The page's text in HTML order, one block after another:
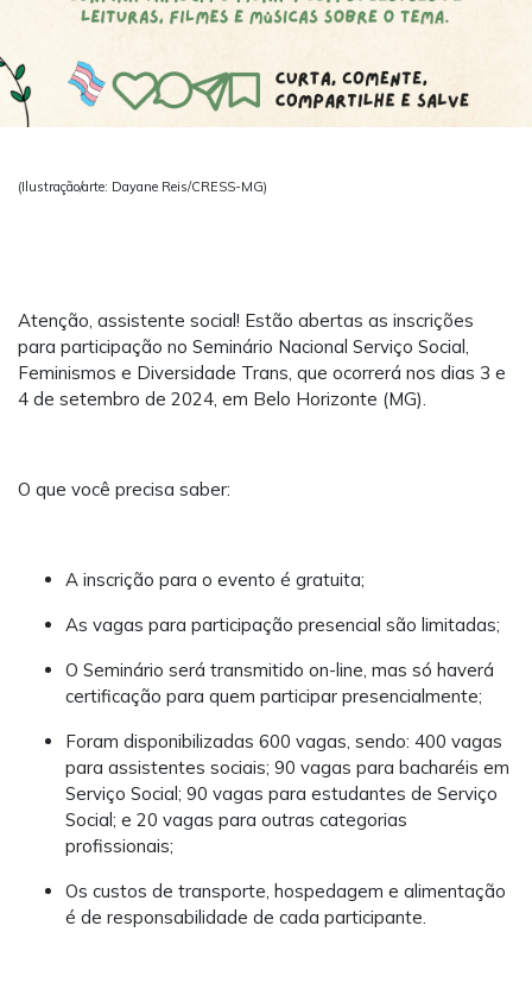
(Ilustração/arte: Dayane Reis/CRESS-MG)
Atenção, assistente social! Estão abertas as inscrições
para participação no Seminário Nacional Serviço Social,
Feminismos e Diversidade Trans, que ocorrerá nos dias 3 e
4 de setembro de 2024, em Belo Horizonte (MG).
O que você precisa saber:
A inscrição para o evento é gratuita;
As vagas para participação presencial são limitadas;
O Seminário será transmitido on-line, mas só haverá
certificação para quem participar presencialmente;
Foram disponibilizadas 600 vagas, sendo: 400 vagas
para assistentes sociais; 90 vagas para bacharéis em
Serviço Social; 90 vagas para estudantes de Serviço
Social; e 20 vagas para outras categorias
profissionais;
Os custos de transporte, hospedagem e alimentação
é de responsabilidade de cada participante.